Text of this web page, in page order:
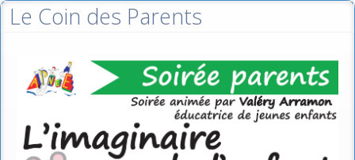
Le Coin des Parents